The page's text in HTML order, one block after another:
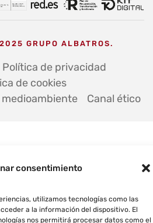
consentimiento
utilizamos tecnologías como las
a la información del dispositivo. El
nos permitirá procesar datos como el
GRUPO ALBATROS.
Política de privacidad
de cookies
Canal ético